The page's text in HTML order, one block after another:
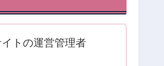
イトの運営管理者